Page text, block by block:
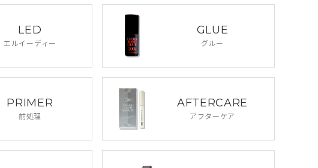
LED
エルイーディー
GLUE
グルー
PRIMER
前処理
AFTERCARE
アフターケア